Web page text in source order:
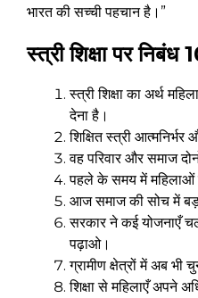
भारत की सच्ची पहचान है।”
स्त्री शिक्षा पर निबंध
स्त्री शिक्षा का अर्थ
देना है।
शिक्षित स्त्री
वह परिवार और समाज
पहले के समय में महिलाओं
आज समाज की सोच में
सरकार ने कई योजनाएँ
पढ़ाओ।
ग्रामीण क्षेत्रों में अब भी
शिक्षा से महिलाएँ अपने